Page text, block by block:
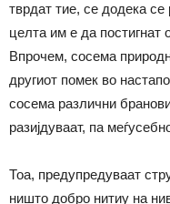
тврдат тие, се додека
целта им е да постигнат
Впрочем, сосема
другиот помек во
сосема различни
разијдуваат, па
Тоа, предупредуваат
ништо добро нитиу на